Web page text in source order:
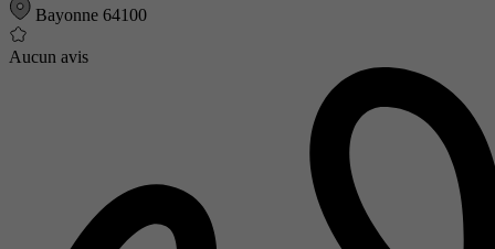
Bayonne 64100
Aucun avis